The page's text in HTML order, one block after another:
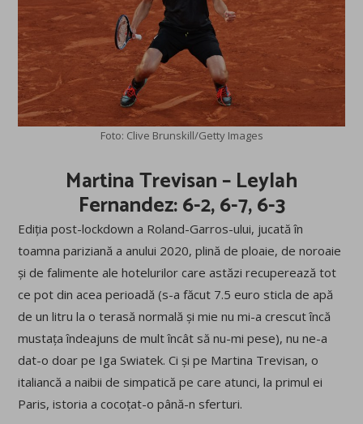
Foto: Clive Brunskill/Getty Images
Martina Trevisan – Leylah
Fernandez: 6-2, 6-7, 6-3
Ediția post-lockdown a Roland-Garros-ului, jucată în
toamna pariziană a anului 2020, plină de ploaie, de noroaie
și de falimente ale hotelurilor care astăzi recuperează tot
ce pot din acea perioadă (s-a făcut 7.5 euro sticla de apă
de un litru la o terasă normală și mie nu mi-a crescut încă
mustața îndeajuns de mult încât să nu-mi pese), nu ne-a
dat-o doar pe Iga Swiatek. Ci și pe Martina Trevisan, o
italiancă a naibii de simpatică pe care atunci, la primul ei
Paris, istoria a cocoțat-o până-n sferturi.